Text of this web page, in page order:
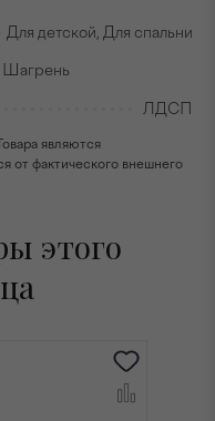
Для детской, Для спальни
Шагрень
ЛДСП
являются
от фактического внешнего
этого